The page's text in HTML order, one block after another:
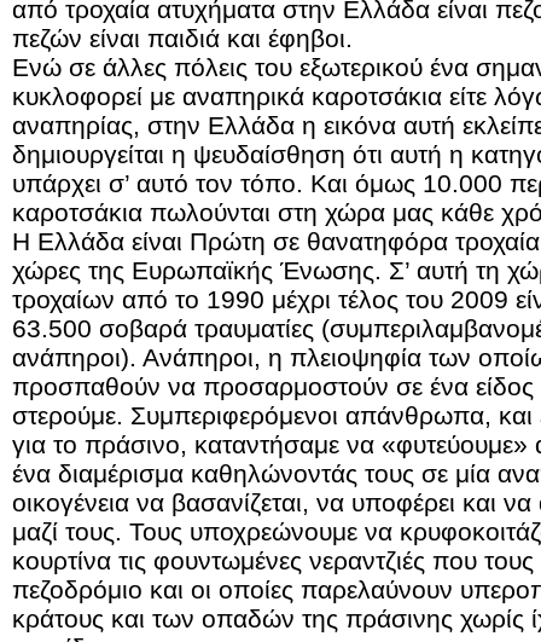
από τροχαία ατυχήματα στην Ελλάδα είναι
πεζών είναι παιδιά και έφηβοι.
Ενώ σε άλλες πόλεις του εξωτερικού ένα
κυκλοφορεί με αναπηρικά καροτσάκια είτε
αναπηρίας, στην Ελλάδα η εικόνα αυτή
δημιουργείται η ψευδαίσθηση ότι αυτή η
υπάρχει σ’ αυτό τον τόπο. Και όμως 10.000
καροτσάκια πωλούνται στη χώρα μας κάθε
Η Ελλάδα είναι Πρώτη σε θανατηφόρα
χώρες της Ευρωπαϊκής Ένωσης. Σ’ αυτή τη
τροχαίων από το 1990 μέχρι τέλος του 2009
63.500 σοβαρά τραυματίες
ανάπηροι). Ανάπηροι, η πλειοψηφία των
προσπαθούν να προσαρμοστούν σε ένα είδος
στερούμε. Συμπεριφερόμενοι απάνθρωπα, και
για το πράσινο, καταντήσαμε να
ένα διαμέρισμα καθηλώνοντάς τους σε μία
οικογένεια να βασανίζεται, να υποφέρει και
μαζί τους. Τους υποχρεώνουμε να
κουρτίνα τις φουντωμένες νεραντζιές που
πεζοδρόμιο και οι οποίες παρελαύνουν
κράτους και των οπαδών της πράσινης χωρίς